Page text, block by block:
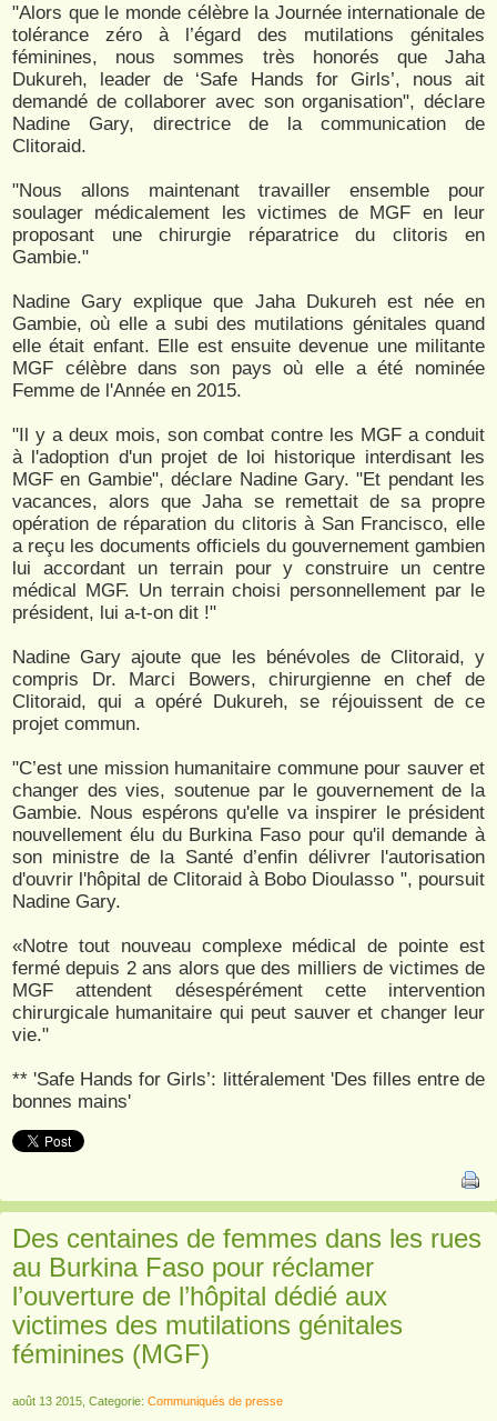
"Alors que le monde célèbre la Journée internationale de
tolérance zéro à l’égard des mutilations génitales
féminines, nous sommes très honorés que Jaha
Dukureh, leader de ‘Safe Hands for Girls’, nous ait
demandé de collaborer avec son organisation", déclare
Nadine Gary, directrice de la communication de
Clitoraid.
"Nous allons maintenant travailler ensemble pour
soulager médicalement les victimes de MGF en leur
proposant une chirurgie réparatrice du clitoris en
Gambie."
Nadine Gary explique que Jaha Dukureh est née en
Gambie, où elle a subi des mutilations génitales quand
elle était enfant. Elle est ensuite devenue une militante
MGF célèbre dans son pays où elle a été nominée
Femme de l'Année en 2015.
"Il y a deux mois, son combat contre les MGF a conduit
à l'adoption d'un projet de loi historique interdisant les
MGF en Gambie", déclare Nadine Gary. "Et pendant les
vacances, alors que Jaha se remettait de sa propre
opération de réparation du clitoris à San Francisco, elle
a reçu les documents officiels du gouvernement gambien
lui accordant un terrain pour y construire un centre
médical MGF. Un terrain choisi personnellement par le
président, lui a-t-on dit !"
Nadine Gary ajoute que les bénévoles de Clitoraid, y
compris Dr. Marci Bowers, chirurgienne en chef de
Clitoraid, qui a opéré Dukureh, se réjouissent de ce
projet commun.
"C’est une mission humanitaire commune pour sauver et
changer des vies, soutenue par le gouvernement de la
Gambie. Nous espérons qu'elle va inspirer le président
nouvellement élu du Burkina Faso pour qu'il demande à
son ministre de la Santé d’enfin délivrer l'autorisation
d'ouvrir l'hôpital de Clitoraid à Bobo Dioulasso ", poursuit
Nadine Gary.
«Notre tout nouveau complexe médical de pointe est
fermé depuis 2 ans alors que des milliers de victimes de
MGF attendent désespérément cette intervention
chirurgicale humanitaire qui peut sauver et changer leur
vie."
** 'Safe Hands for Girls’: littéralement 'Des filles entre de
bonnes mains'
Des centaines de femmes dans les rues
au Burkina Faso pour réclamer
l’ouverture de l’hôpital dédié aux
victimes des mutilations génitales
féminines (MGF)
août 13 2015, Categorie: Communiqués de presse